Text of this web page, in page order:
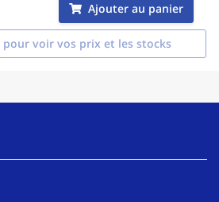
Ajouter au panier
pour voir vos prix et les stocks